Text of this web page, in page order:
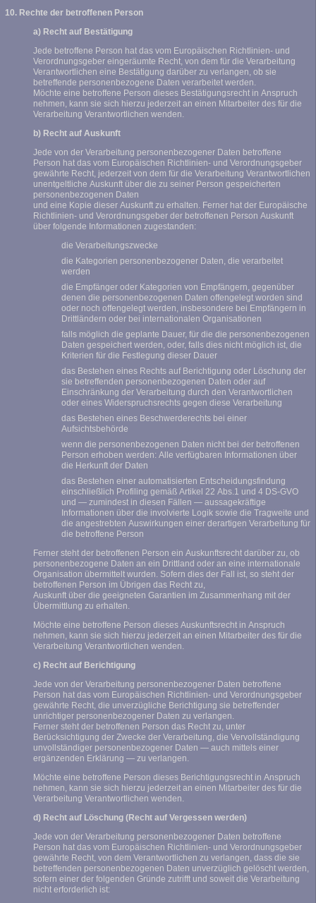
10. Rechte der betroffenen Person
a) Recht auf Bestätigung
Jede betroffene Person hat das vom Europäischen Richtlinien- und
Verordnungsgeber eingeräumte Recht, von dem für die Verarbeitung
Verantwortlichen eine Bestätigung darüber zu verlangen, ob sie
betreffende personenbezogene Daten verarbeitet werden.
Möchte eine betroffene Person dieses Bestätigungsrecht in Anspruch
nehmen, kann sie sich hierzu jederzeit an einen Mitarbeiter des für die
Verarbeitung Verantwortlichen wenden.
b) Recht auf Auskunft
Jede von der Verarbeitung personenbezogener Daten betroffene
Person hat das vom Europäischen Richtlinien- und Verordnungsgeber
gewährte Recht, jederzeit von dem für die Verarbeitung Verantwortlichen
unentgeltliche Auskunft über die zu seiner Person gespeicherten
personenbezogenen Daten
und eine Kopie dieser Auskunft zu erhalten. Ferner hat der Europäische
Richtlinien- und Verordnungsgeber der betroffenen Person Auskunft
über folgende Informationen zugestanden:
die Verarbeitungszwecke
die Kategorien personenbezogener Daten, die verarbeitet
werden
die Empfänger oder Kategorien von Empfängern, gegenüber
denen die personenbezogenen Daten offengelegt worden sind
oder noch offengelegt werden, insbesondere bei Empfängern in
Drittländern oder bei internationalen Organisationen
falls möglich die geplante Dauer, für die die personenbezogenen
Daten gespeichert werden, oder, falls dies nicht möglich ist, die
Kriterien für die Festlegung dieser Dauer
das Bestehen eines Rechts auf Berichtigung oder Löschung der
sie betreffenden personenbezogenen Daten oder auf
Einschränkung der Verarbeitung durch den Verantwortlichen
oder eines Widerspruchsrechts gegen diese Verarbeitung
das Bestehen eines Beschwerderechts bei einer
Aufsichtsbehörde
wenn die personenbezogenen Daten nicht bei der betroffenen
Person erhoben werden: Alle verfügbaren Informationen über
die Herkunft der Daten
das Bestehen einer automatisierten Entscheidungsfindung
einschließlich Profiling gemäß Artikel 22 Abs.1 und 4 DS-GVO
und — zumindest in diesen Fällen — aussagekräftige
Informationen über die involvierte Logik sowie die Tragweite und
die angestrebten Auswirkungen einer derartigen Verarbeitung für
die betroffene Person
Ferner steht der betroffenen Person ein Auskunftsrecht darüber zu, ob
personenbezogene Daten an ein Drittland oder an eine internationale
Organisation übermittelt wurden. Sofern dies der Fall ist, so steht der
betroffenen Person im Übrigen das Recht zu,
Auskunft über die geeigneten Garantien im Zusammenhang mit der
Übermittlung zu erhalten.
Möchte eine betroffene Person dieses Auskunftsrecht in Anspruch
nehmen, kann sie sich hierzu jederzeit an einen Mitarbeiter des für die
Verarbeitung Verantwortlichen wenden.
c) Recht auf Berichtigung
Jede von der Verarbeitung personenbezogener Daten betroffene
Person hat das vom Europäischen Richtlinien- und Verordnungsgeber
gewährte Recht, die unverzügliche Berichtigung sie betreffender
unrichtiger personenbezogener Daten zu verlangen.
Ferner steht der betroffenen Person das Recht zu, unter
Berücksichtigung der Zwecke der Verarbeitung, die Vervollständigung
unvollständiger personenbezogener Daten — auch mittels einer
ergänzenden Erklärung — zu verlangen.
Möchte eine betroffene Person dieses Berichtigungsrecht in Anspruch
nehmen, kann sie sich hierzu jederzeit an einen Mitarbeiter des für die
Verarbeitung Verantwortlichen wenden.
d) Recht auf Löschung (Recht auf Vergessen werden)
Jede von der Verarbeitung personenbezogener Daten betroffene
Person hat das vom Europäischen Richtlinien- und Verordnungsgeber
gewährte Recht, von dem Verantwortlichen zu verlangen, dass die sie
betreffenden personenbezogenen Daten unverzüglich gelöscht werden,
sofern einer der folgenden Gründe zutrifft und soweit die Verarbeitung
nicht erforderlich ist: